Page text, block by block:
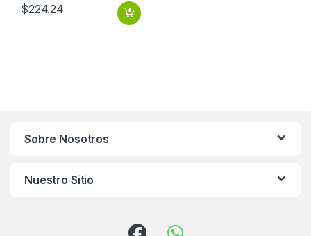
$224.24
Sobre Nosotros
Nuestro Sitio